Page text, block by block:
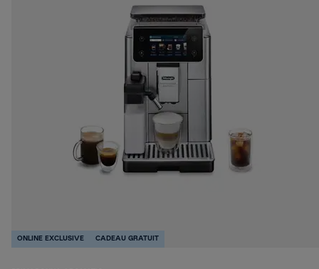
ONLINE EXCLUSIVE CADEAU GRATUIT